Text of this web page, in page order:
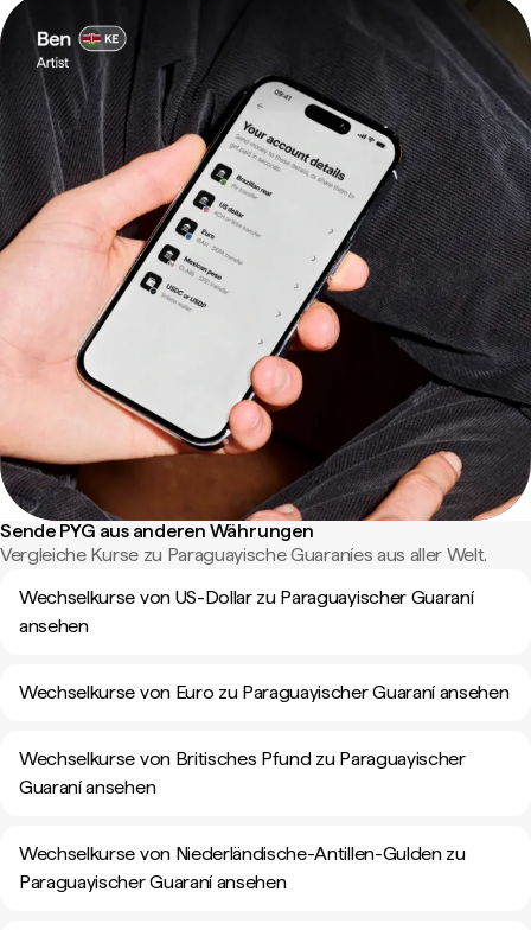
Sende PYG aus anderen Währungen
Vergleiche Kurse zu Paraguayische Guaraníes aus aller Welt.
Wechselkurse von US-Dollar zu Paraguayischer Guaraní
ansehen
Wechselkurse von Euro zu Paraguayischer Guaraní ansehen
Wechselkurse von Britisches Pfund zu Paraguayischer
Guaraní ansehen
Wechselkurse von Niederländische-Antillen-Gulden zu
Paraguayischer Guaraní ansehen